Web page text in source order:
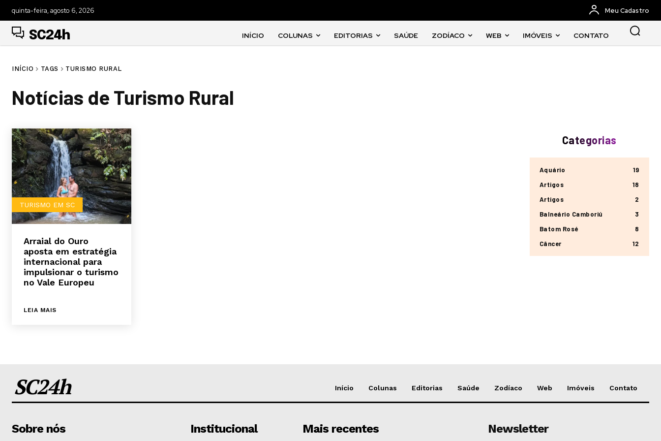
quinta-feira, agosto 6, 2026 Meu Cadastro
SC24h INÍCIO COLUNAS EDITORIAS SAÚDE ZODÍACO WEB IMÓVEIS CONTATO
INÍCIO TAGS TURISMO RURAL
Notícias de Turismo Rural
TURISMO EM SC
Arraial do Ouro
aposta em estratégia
internacional para
impulsionar o turismo
no Vale Europeu
LEIA MAIS
Categorias
Aquário
19
Artigos
18
Artigos
2
Balneário Camboriú
3
Batom Rosé
8
Câncer
12
SC24h Início Colunas Editorias Saúde Zodíaco Web Imóveis Contato
Sobre nós Institucional Mais recentes Newsletter